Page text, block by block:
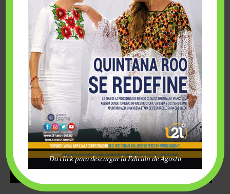
Fairmont Mayakoba y Make-A-Wish México unieron
esfuerzos para hacer realidad el deseo de una …
Da click para descargar la Edición de Agosto